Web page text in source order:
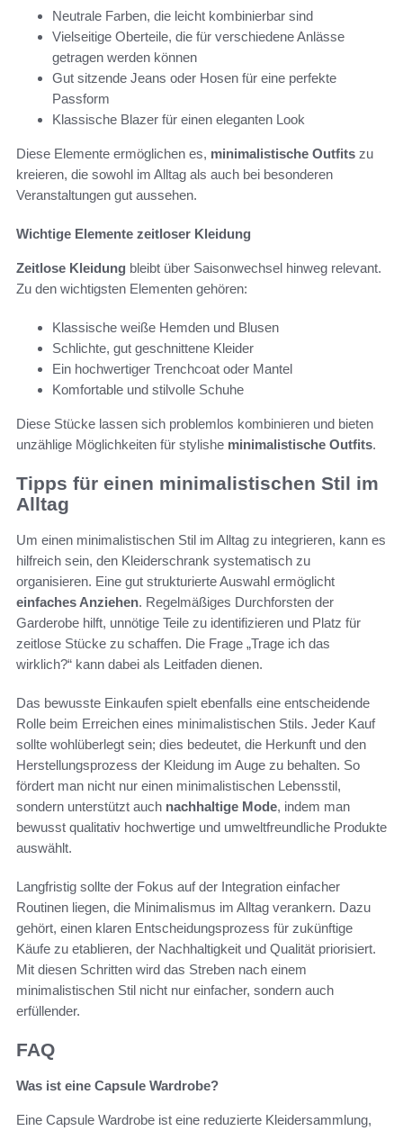
Neutrale Farben, die leicht kombinierbar sind
Vielseitige Oberteile, die für verschiedene Anlässe
getragen werden können
Gut sitzende Jeans oder Hosen für eine perfekte
Passform
Klassische Blazer für einen eleganten Look
Diese Elemente ermöglichen es, minimalistische Outfits zu
kreieren, die sowohl im Alltag als auch bei besonderen
Veranstaltungen gut aussehen.
Wichtige Elemente zeitloser Kleidung
Zeitlose Kleidung bleibt über Saisonwechsel hinweg relevant.
Zu den wichtigsten Elementen gehören:
Klassische weiße Hemden und Blusen
Schlichte, gut geschnittene Kleider
Ein hochwertiger Trenchcoat oder Mantel
Komfortable und stilvolle Schuhe
Diese Stücke lassen sich problemlos kombinieren und bieten
unzählige Möglichkeiten für stylishe minimalistische Outfits.
Tipps für einen minimalistischen Stil im
Alltag
Um einen minimalistischen Stil im Alltag zu integrieren, kann es
hilfreich sein, den Kleiderschrank systematisch zu
organisieren. Eine gut strukturierte Auswahl ermöglicht
einfaches Anziehen. Regelmäßiges Durchforsten der
Garderobe hilft, unnötige Teile zu identifizieren und Platz für
zeitlose Stücke zu schaffen. Die Frage „Trage ich das
wirklich?“ kann dabei als Leitfaden dienen.
Das bewusste Einkaufen spielt ebenfalls eine entscheidende
Rolle beim Erreichen eines minimalistischen Stils. Jeder Kauf
sollte wohlüberlegt sein; dies bedeutet, die Herkunft und den
Herstellungsprozess der Kleidung im Auge zu behalten. So
fördert man nicht nur einen minimalistischen Lebensstil,
sondern unterstützt auch nachhaltige Mode, indem man
bewusst qualitativ hochwertige und umweltfreundliche Produkte
auswählt.
Langfristig sollte der Fokus auf der Integration einfacher
Routinen liegen, die Minimalismus im Alltag verankern. Dazu
gehört, einen klaren Entscheidungsprozess für zukünftige
Käufe zu etablieren, der Nachhaltigkeit und Qualität priorisiert.
Mit diesen Schritten wird das Streben nach einem
minimalistischen Stil nicht nur einfacher, sondern auch
erfüllender.
FAQ
Was ist eine Capsule Wardrobe?
Eine Capsule Wardrobe ist eine reduzierte Kleidersammlung,